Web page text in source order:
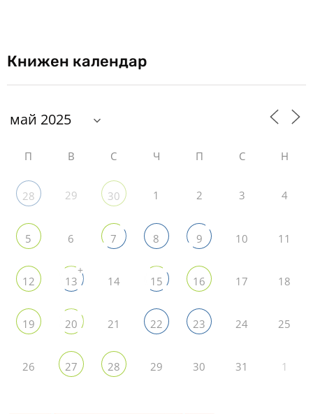
Книжен календар
П В С Ч П С Н
28 29 30 1 2 3 4
5 6 7 8 9 10 11
12 13
+
14 15 16 17 18
19 20 21 22 23 24 25
26 27 28 29 30 31 1